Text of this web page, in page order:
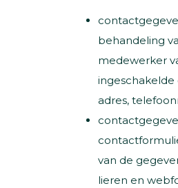
behandeling
medewerker
ingeschakelde
adres,
van de
lieren en